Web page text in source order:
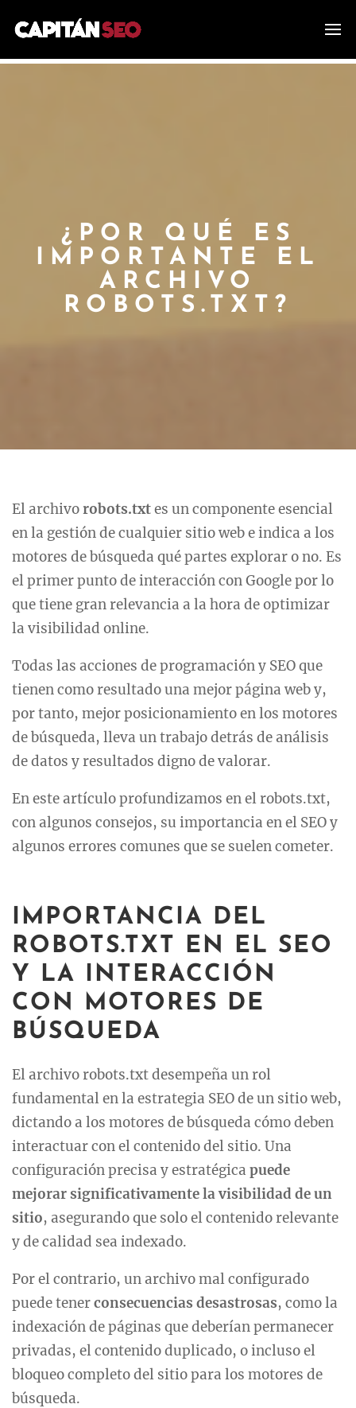
¿POR QUÉ ES
IMPORTANTE EL
ARCHIVO
ROBOTS.TXT?
El archivorobots.txtes un componente esencial
en la gestión de cualquier sitio web e indica a los
motores de búsqueda qué partes explorar o no. Es
el primer punto de interacción con Google por lo
que tiene gran relevancia a la hora de optimizar
la visibilidad online.
Todas las acciones de programación y SEO que
tienen como resultado una mejor página web y,
por tanto, mejor posicionamiento en los motores
de búsqueda, lleva un trabajo detrás de análisis
de datos y resultados digno de valorar.
En este artículo profundizamos en el robots.txt,
con algunos consejos, su importancia en el SEO y
algunos errores comunes que se suelen cometer.
IMPORTANCIA DEL
ROBOTS.TXT EN EL SEO
Y LA INTERACCIÓN
CON MOTORES DE
BÚSQUEDA
El archivo robots.txt desempeña un rol
fundamental en la estrategia SEO de un sitio web,
dictando a los motores de búsqueda cómo deben
interactuar con el contenido del sitio. Una
configuración precisa y estratégica puede
mejorar significativamente la visibilidad de un
sitio, asegurando que solo el contenido relevante
y de calidad sea indexado.
Por el contrario, un archivo mal configurado
puede tenerconsecuencias desastrosas, como la
indexación de páginas que deberían permanecer
privadas, el contenido duplicado, o incluso el
bloqueo completo del sitio para los motores de
búsqueda.